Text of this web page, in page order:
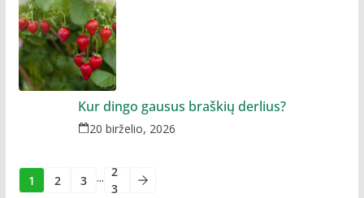
Kur dingo gausus braškių derlius?
20 birželio, 2026
1 2 3 ... 2
3